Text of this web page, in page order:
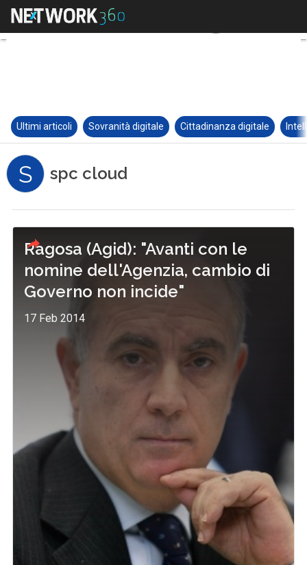
Ultimi articoli Sovranità digitale Cittadinanza digitale
S spc cloud
Ragosa (Agid): "Avanti con le
nomine dell'Agenzia, cambio di
Governo non incide"
17 Feb 2014